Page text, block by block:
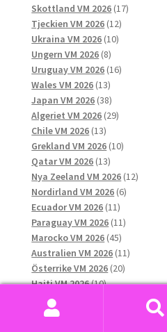
produkter
Skottland VM 2026 1717
Tjeckien VM 2026 1212
Ukraina VM 2026 1010
Ungern VM 2026 88
produkter
Uruguay VM 2026 1616
Wales VM 2026 1313
produkter
Japan VM 2026 3838
produkter
Algeriet VM 2026 2929
Chile VM 2026 1313
produkter
Grekland VM 2026 1010
Qatar VM 2026 1313
produkter
Nya Zeeland VM 2026 1212
Nordirland VM 2026 66
Ecuador VM 2026 1111
produkter
Paraguay VM 2026 1111
Marocko VM 2026 4545
produkter
Australien VM 2026 1111
Österrike VM 2026 2020
produkter
Haiti VM 2026 1010
Sydkorea VM 2026
produkter
Saudiarabien VM 2026